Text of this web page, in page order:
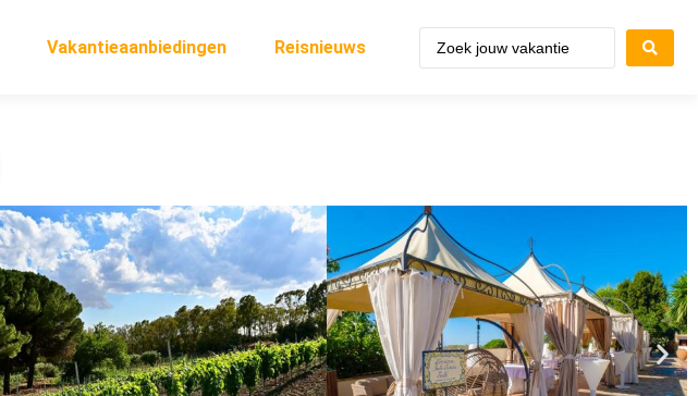
Vakantieaanbiedingen Reisnieuws